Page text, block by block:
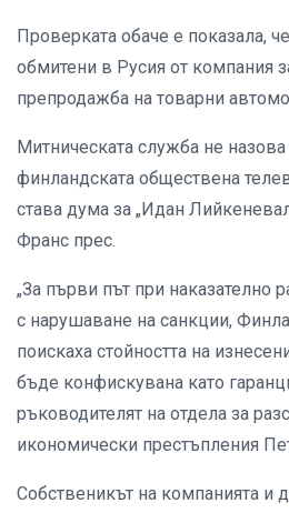
Проверката обаче е показала,
обмитени в Русия от компания
препродажба на товарни
Митническата служба не
финландската обществена
става дума за „Идан
Франс прес.
„За първи път при наказателно
с нарушаване на санкции,
поискаха стойността на
бъде конфискувана като
ръководителят на отдела за
икономически престъпления
Собственикът на компанията и